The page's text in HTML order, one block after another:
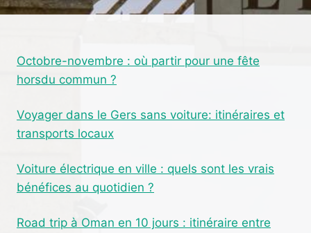
GRATTE
QUE
FAIRE
Octobre-novembre : où partir pour une fête
horsdu commun ?
Voyager dans le Gers sans voiture: itinéraires et
transports locaux
Voiture électrique en ville : quels sont les vrais
bénéfices au quotidien ?
Road trip à Oman en 10 jours : itinéraire entre